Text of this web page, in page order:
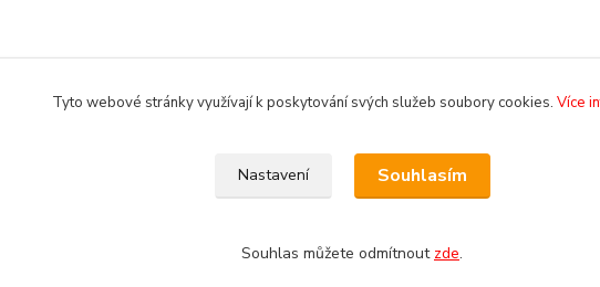
Tyto webové stránky využívají k poskytování svých služeb soubory cookies. Více
Nastavení Souhlasím
Souhlas můžete odmítnout zde.